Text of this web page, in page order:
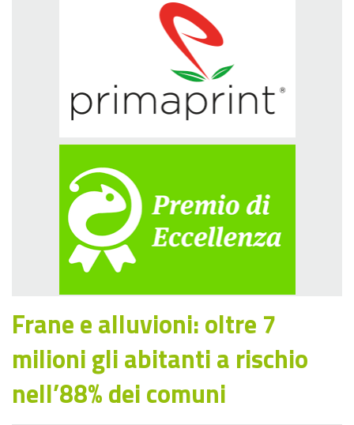
Frane e alluvioni: oltre 7
milioni gli abitanti a rischio
nell’88% dei comuni